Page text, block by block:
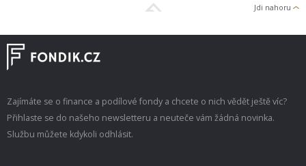
Jdi nahoru
Zajímáte se o finance a podílové fondy a chcete o nich vědět ještě víc?
Přihlaste se do našeho newsletteru a neuteče vám žádná novinka.
Službu můžete kdykoli odhlásit.